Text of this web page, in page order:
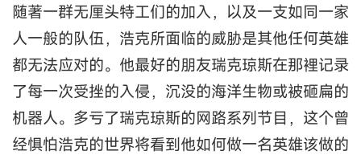
随著一群无厘头特工们的加入，以及一支如同一家
人一般的队伍，浩克所面临的威胁是其他任何英雄
都无法应对的。他最好的朋友瑞克琼斯在那裡记录
了每一次受挫的入侵，沉没的海洋生物或被砸扁的
机器人。多亏了瑞克琼斯的网路系列节目，这个曾
经惧怕浩克的世界将看到他如何做一名英雄该做的